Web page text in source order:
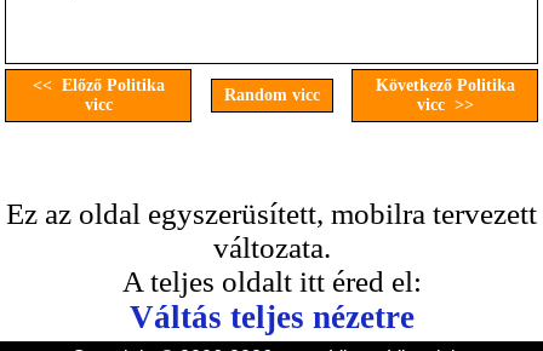
<< Előző Politika
vicc
Random vicc
Következő Politika
vicc >>
Ez az oldal egyszerüsített, mobilra tervezett
változata.
A teljes oldalt itt éred el:
Váltás teljes nézetre